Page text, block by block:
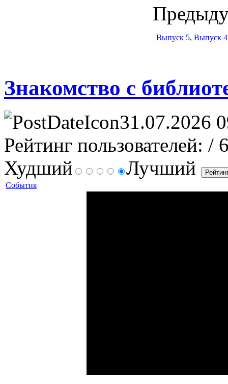
Выпуск 5, Выпуск
Знакомство с
31.07.2026
Рейтинг пользователей: /
Худший
Лучший
События